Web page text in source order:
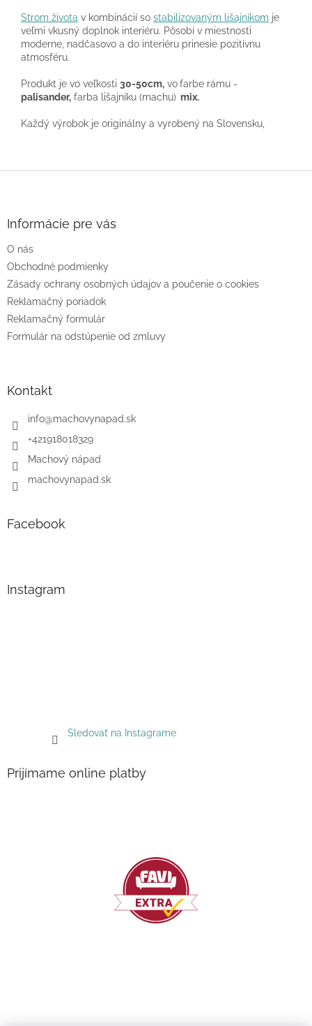
Strom života v kombinácií so stabilizovaným lišajníkom je
veľmi vkusný doplnok interiéru. Pôsobí v miestnosti
moderne, nadčasovo a do interiéru prinesie pozitívnu
atmosféru.
Produkt je vo veľkosti 30-50cm, vofarbe rámu -
palisander, farba lišajníku (machu) mix.
Každý výrobok je originálny a vyrobený na Slovensku,
e
Informácie pre vás
O nás
Obchodné podmienky
Zásady ochrany osobných údajov a poučenie o cookies
Reklamačný poriadok
Reklamačný formulár
Formulár na odstúpenie od zmluvy
Kontakt
info@machovynapad.sk
+421918018329
Machový nápad
machovynapad.sk
Facebook
Instagram
Sledovať na Instagrame
Prijímame online platby